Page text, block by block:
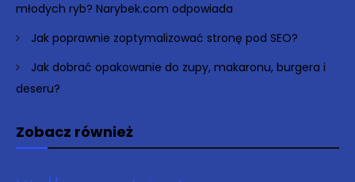
młodych ryb? Narybek.com odpowiada
Jak poprawnie zoptymalizować stronę pod SEO?
Jak dobrać opakowanie do zupy, makaronu, burgera i
deseru?
Zobacz również